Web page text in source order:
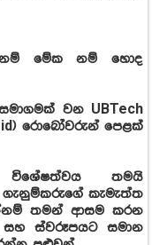
නම් මේක නම් හොද
වන UBTech
රොබෝවරුන් පෙළක්
තමයි
ගැනුම්කරුගේ කැමැත්ත
තමන් ආසම කරන
ස්වරූපයට සමාන